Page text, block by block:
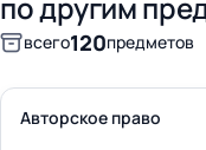
всего120предметов
Авторское право